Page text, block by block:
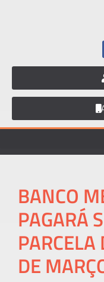
BANCO
PAGARÁ
DE